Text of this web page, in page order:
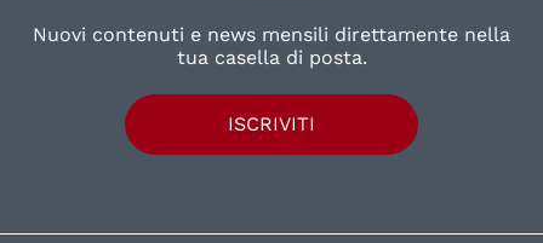
Nuovi contenuti e news mensili direttamente nella
tua casella di posta.
ISCRIVITI